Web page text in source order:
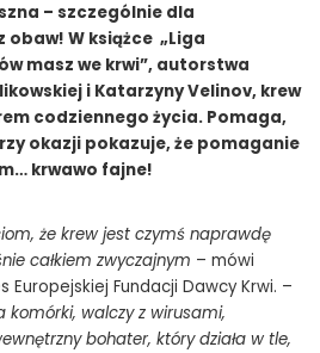
– szczególnie dla
obaw! W książce „Liga
masz we krwi”, autorstwa
i Katarzyny Velinov, krew
codziennego życia. Pomaga,
okazji pokazuje, że pomaganie
krwawo fajne!
że krew jest czymś naprawdę
całkiem zwyczajnym – mówi
Europejskiej Fundacji Dawcy Krwi. –
komórki, walczy z wirusami,
bohater, który działa w tle,